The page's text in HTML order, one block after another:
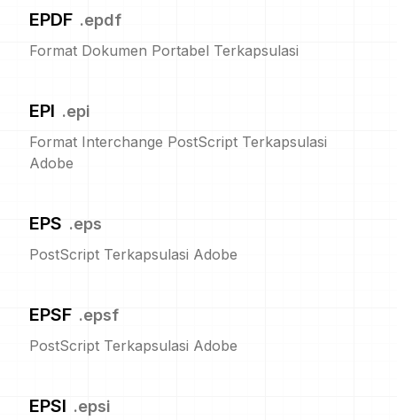
EPDF .epdf
Format Dokumen Portabel Terkapsulasi
EPI .epi
Format Interchange PostScript Terkapsulasi
Adobe
EPS .eps
PostScript Terkapsulasi Adobe
EPSF .epsf
PostScript Terkapsulasi Adobe
EPSI .epsi